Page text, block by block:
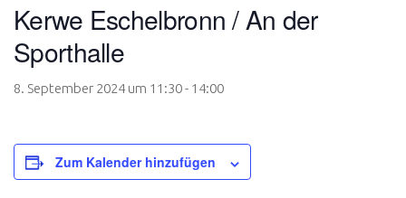
Kerwe Eschelbronn / An der
Sporthalle
8. September 2024 um 11:30- 14:00
Zum Kalender hinzufügen